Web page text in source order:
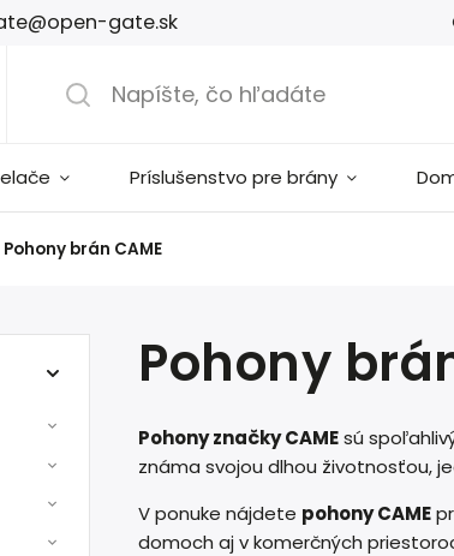
gate.sk
Príslušenstvo pre brány
Pohony brán CAME
Pohony
Pohony značky CAMEsú
známa svojou dlhou životnosťou,
V ponuke nájdete pohony CAME
domoch aj v komerčných